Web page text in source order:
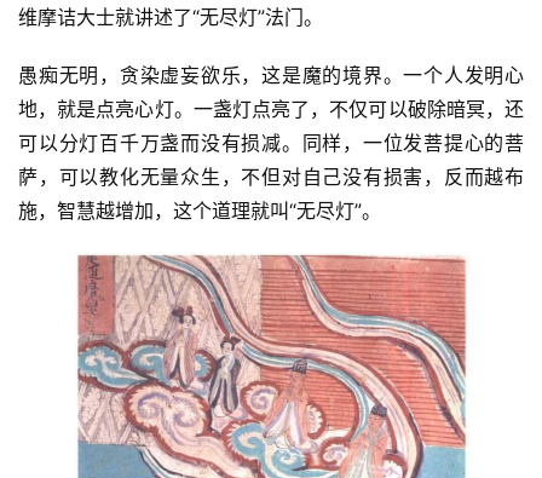
维摩诘大士就讲述了“无尽灯”法门。
愚痴无明，贪染虚妄欲乐，这是魔的境界。一个人发明心
地，就是点亮心灯。一盏灯点亮了，不仅可以破除暗冥，还
可以分灯百千万盏而没有损减。同样，一位发菩提心的菩
萨，可以教化无量众生，不但对自己没有损害，反而越布
施，智慧越增加，这个道理就叫“无尽灯”。